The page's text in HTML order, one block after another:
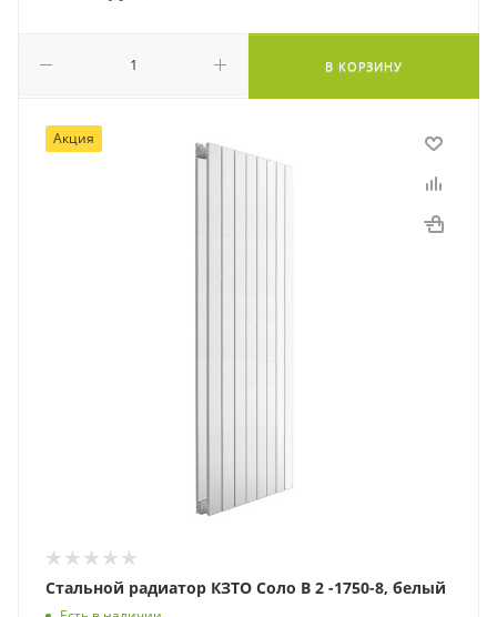
В КОРЗИНУ
Акция
Стальной радиатор КЗТО Соло В 2 -1750-8, белый